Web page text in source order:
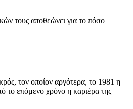
τους αποθεώνει για το πόσο
τον οποίον αργότερα, το 1981 η
το επόμενο χρόνο η καριέρα της